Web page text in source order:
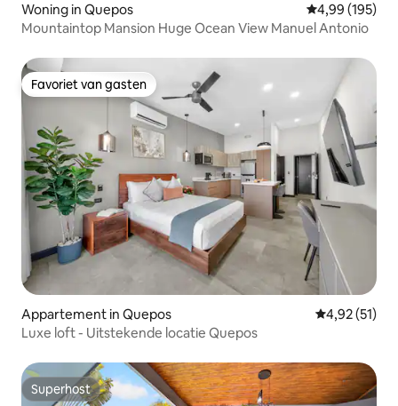
Woning in Quepos Gemiddelde
4,99 (195)
Mountaintop Mansion Huge Ocean View Manuel Antonio
Favoriet van gasten
Favoriet van gasten
Appartement in Quepos Gemiddelde
4,92 (51)
Luxe loft - Uitstekende locatie Quepos
Superhost
Superhost